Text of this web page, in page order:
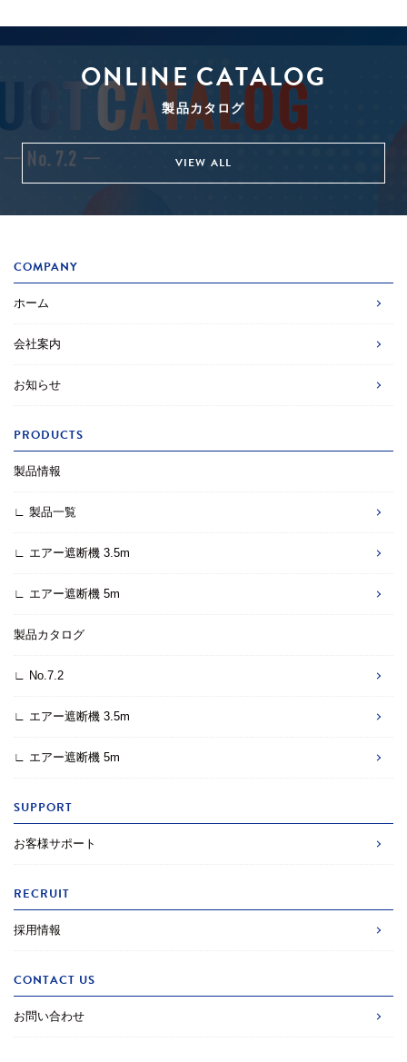
ONLINE CATALOG
製品カタログ
VIEW ALL
COMPANY
ホーム
会社案内
お知らせ
PRODUCTS
製品情報
∟ 製品一覧
∟ エアー遮断機 3.5m
∟ エアー遮断機 5m
製品カタログ
∟ No.7.2
∟ エアー遮断機 3.5m
∟ エアー遮断機 5m
SUPPORT
お客様サポート
RECRUIT
採用情報
CONTACT US
お問い合わせ